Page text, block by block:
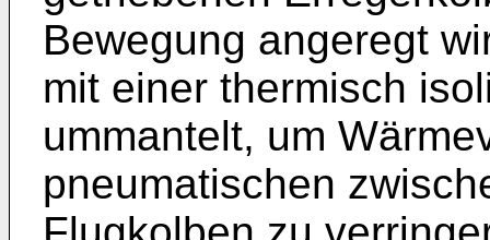
Bewegung angeregt
mit einer thermisch
ummantelt, um
pneumatischen